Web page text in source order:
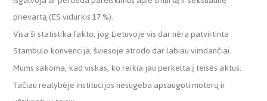
prievartą (ES vidurkis 17 %).
Visa ši statistika fakto, jog Lietuvoje vis dar nėra patvirtinta
Stambulo konvencija, šviesoje atrodo dar labiau vimdančiai.
Mums sakoma, kad viskas, ko reikia jau perkelta į teisės aktus.
Tačiau realybėje institucijos nesugeba apsaugoti moterų ir